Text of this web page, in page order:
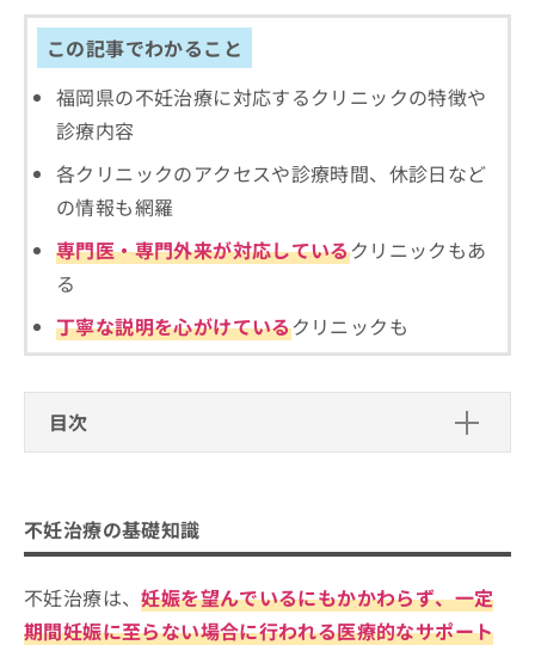
この記事でわかること
福岡県の不妊治療に対応するクリニックの特徴や
診療内容
各クリニックのアクセスや診療時間、休診日など
の情報も網羅
専門医・専門外来が対応しているクリニックもあ
る
丁寧な説明を心がけているクリニックも
目次
不妊治療を検討する目安
不妊治療を受けるクリニック、どうやって選べ
ばいい？
不妊治療ができるクリニックを選ぶ際にチェッ
クする4つのポイント
不妊治療の基礎知識
不妊治療は、妊娠を望んでいるにもかかわらず、一定
期間妊娠に至らない場合に行われる医療的なサポート
ビサ
イト
への
お問
合せ
フォ
ーム
りま
クリ
クの
約・
症状
のご
相談
はで
きま
せん
ので
ださ
い。
ご
求
は
ら
料
拡
お
こ
ち
掲
問
合
わ
こ
求
ち
無
料
情
報
拡
お